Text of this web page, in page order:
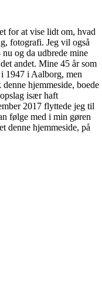
for at vise lidt om, hvad
fotografi. Jeg vil også
og da udbrede mine
andet. Mine 45 år som
1947 i Aalborg, men
hjemmeside, boede
især haft
2017 flyttede jeg til
følge med i min gøren
denne hjemmeside, på